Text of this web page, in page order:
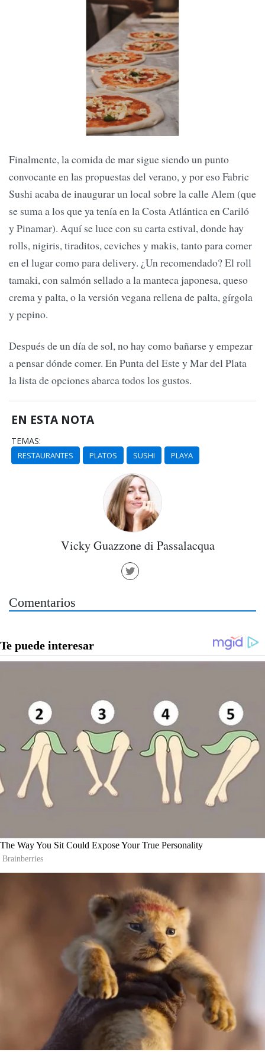
Finalmente, la comida de mar sigue siendo un punto
convocante en las propuestas del verano, y por eso Fabric
Sushi acaba de inaugurar un local sobre la calle Alem (que
se suma a los que ya tenía en la Costa Atlántica en Cariló
y Pinamar). Aquí se luce con su carta estival, donde hay
rolls, nigiris, tiraditos, ceviches y makis, tanto para comer
en el lugar como para delivery. ¿Un recomendado? El roll
tamaki, con salmón sellado a la manteca japonesa, queso
crema y palta, o la versión vegana rellena de palta, gírgola
y pepino.
Después de un día de sol, no hay como bañarse y empezar
a pensar dónde comer. En Punta del Este y Mar del Plata
la lista de opciones abarca todos los gustos.
EN ESTA NOTA
TEMAS:
RESTAURANTES PLATOS SUSHI PLAYA
Vicky Guazzone di Passalacqua
Comentarios